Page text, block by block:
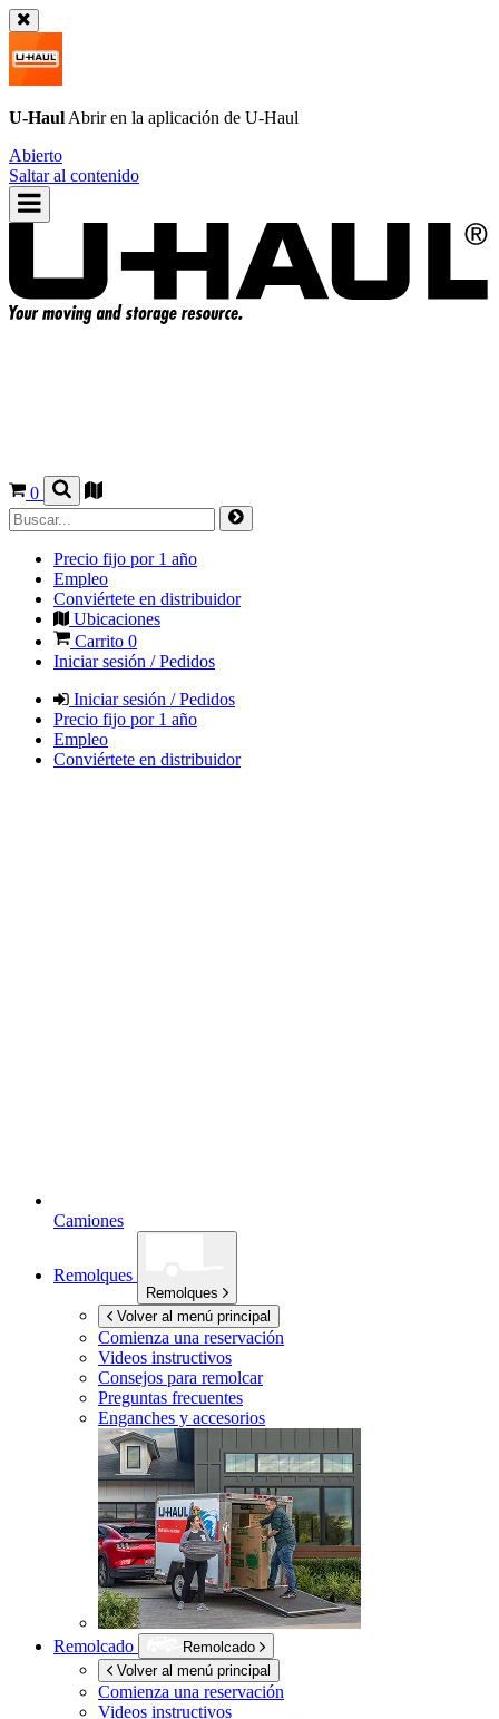
U-Haul Abrir en la aplicación de U-Haul
Abierto
Saltar al contenido
0
Precio fijo por 1 año
Empleo
Conviértete en distribuidor
Ubicaciones
Carrito 0
Iniciar sesión / Pedidos
Iniciar sesión / Pedidos
Precio fijo por 1 año
Empleo
Conviértete en distribuidor
Camiones
Remolques
Remolques
Volver al menú principal
Comienza una reservación
Videos instructivos
Consejos para remolcar
Preguntas frecuentes
Enganches y accesorios
Remolcado
Remolcado
Volver al menú principal
Comienza una reservación
Videos instructivos